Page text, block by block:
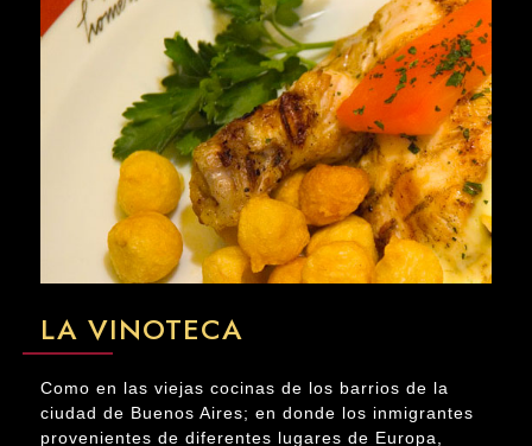
LA VINOTECA
Como en las viejas cocinas de los barrios de la
ciudad de Buenos Aires; en donde los inmigrantes
provenientes de diferentes lugares de Europa,